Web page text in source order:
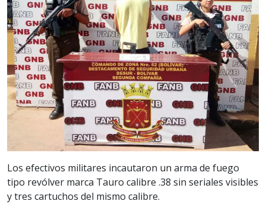
Los efectivos militares incautaron un arma de fuego
tipo revólver marca Tauro calibre .38 sin seriales visibles
y tres cartuchos del mismo calibre.